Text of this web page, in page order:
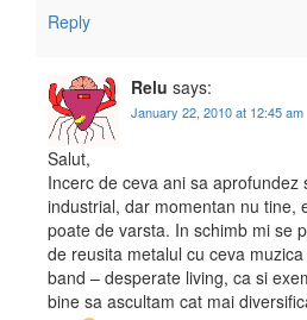
Reply
Relu says:
January 22, 2010 at 12:45 am
Salut,
Incerc de ceva ani sa aprofundez
industrial, dar momentan nu tine,
poate de varsta. In schimb mi se
de reusita metalul cu ceva
band – desperate living, ca si
bine sa ascultam cat mai